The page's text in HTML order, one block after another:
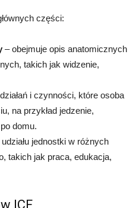
części:
– obejmuje opis anatomicznych
takich jak widzenie,
i czynności, które osoba
na przykład jedzenie,
domu.
jednostki w różnych
takich jak praca, edukacja,
ICF